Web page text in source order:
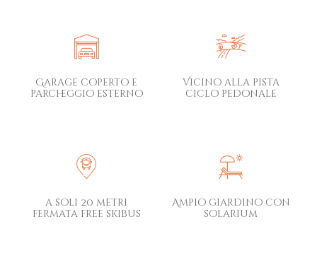
Garage coperto e
parcheggio esterno
Vicino alla pista
ciclo pedonale
a soli 20 metri
fermata free skibus
Ampio giardino con
solarium